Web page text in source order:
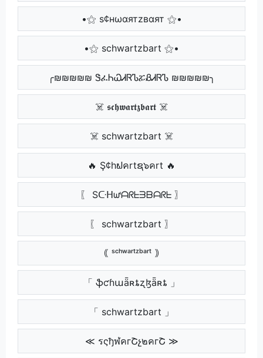
•⚝ ѕ¢нωαятzвαят ⚝•
•⚝ schwartzbart ⚝•
╭₪₪₪₪₪ ᏕፈᏂᏇᏗᏒᏖፚᏰᏗᏒᏖ ₪₪₪₪₪╮
☠️ 𝖘𝖈𝖍𝖜𝖆𝖗𝖙𝖟𝖇𝖆𝖗𝖙 ☠️
☠️ schwartzbart ☠️
🔥 Ş¢hຟคrtຊ๖คrt 🔥
〖 Sᑢᕼᘺᗩᖇᖶᗱᗷᗩᖇᖶ 〗
〖 schwartzbart 〗
｟ ˢᶜʰʷᵃʳᵗᶻᵇᵃʳᵗ ｠
「 ֆƈɦաǟʀȶʐɮǟʀȶ 」
「 schwartzbart 」
≪ รςђฬคгՇչ๒คгՇ ≫